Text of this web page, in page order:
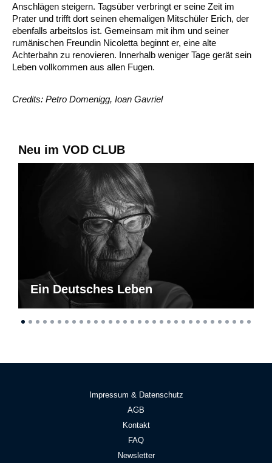
Anschlägen steigern. Tagsüber verbringt er seine Zeit im
Prater und trifft dort seinen ehemaligen Mitschüler Erich, der
ebenfalls arbeitslos ist. Gemeinsam mit ihm und seiner
rumänischen Freundin Nicoletta beginnt er, eine alte
Achterbahn zu renovieren. Innerhalb weniger Tage gerät sein
Leben vollkommen aus allen Fugen.
Credits: Petro Domenigg, Ioan Gavriel
Neu im VOD CLUB
Ein Deutsches Leben
Impressum & Datenschutz
AGB
Kontakt
FAQ
Newsletter